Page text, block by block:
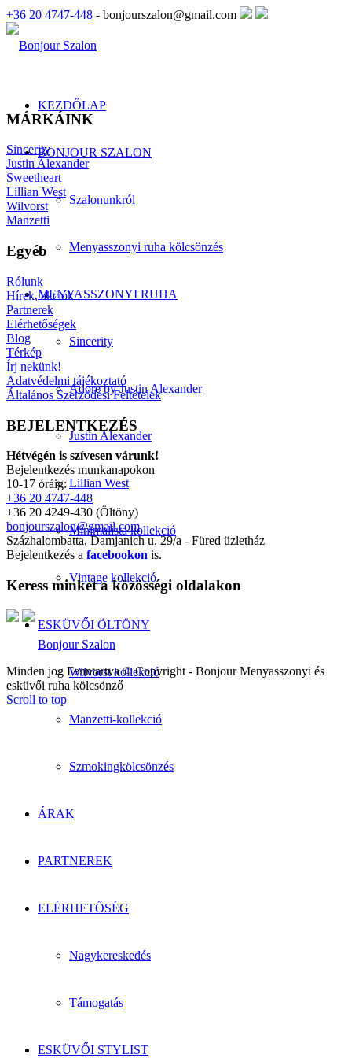
+36 20 4747-448 - bonjourszalon@gmail.com
KEZDŐLAP
BONJOUR SZALON
Szalonunkról
Menyasszonyi ruha kölcsönzés
MENYASSZONYI RUHA
Sincerity
Adore by Justin Alexander
Justin Alexander
Lillian West
Minimalista kollekció
Vintage kollekció
ESKÜVŐI ÖLTÖNY
Wilvorst kollekció
Manzetti-kollekció
Szmokingkölcsönzés
ÁRAK
PARTNEREK
ELÉRHETŐSÉG
Nagykereskedés
Támogatás
ESKÜVŐI STYLIST
MÁRKÁINK
Sincerity
Justin Alexander
Sweetheart
Lillian West
Wilvorst
Manzetti
Egyéb
Rólunk
Hírek, akciók
Partnerek
Elérhetőségek
Blog
Térkép
Írj nekünk!
Adatvédelmi tájékoztató
Általános Szerződési Feltételek
BEJELENTKEZÉS
Hétvégén is szívesen várunk!
Bejelentkezés munkanapokon
10-17 óráig:
+36 20 4747-448
+36 20 4249-430 (Öltöny)
bonjourszalon@gmail.com
Százhalombatta, Damjanich u. 29/a - Füred üzletház
Bejelentkezés a facebookon is.
Keress minket a közösségi oldalakon
Bonjour Szalon
Minden jog Fenntartva © Copyright - Bonjour Menyasszonyi és
esküvői ruha kölcsönző
Scroll to top